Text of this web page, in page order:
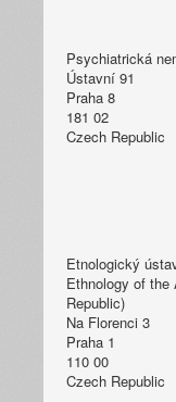
Psychiatrická
Ústavní 91
Praha 8
181 02
Czech Republic
Etnologický
Ethnology of
Republic)
Na Florenci 3
Praha 1
110 00
Czech Republic